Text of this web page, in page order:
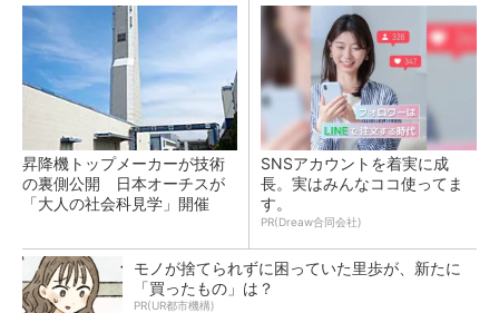
昇降機トップメーカーが技術
の裏側公開 日本オーチスが
「大人の社会科見学」開催
SNSアカウントを着実に成
長。実はみんなココ使ってま
す。
PR(Dreaw合同会社)
モノが捨てられずに困っていた里歩が、新たに
「買ったもの」は？
PR(UR都市機構)